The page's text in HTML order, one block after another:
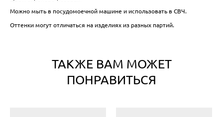
Можно мыть в посудомоечной машине и использовать в СВЧ.
Оттенки могут отличаться на изделиях из разных партий.
ТАКЖЕ ВАМ МОЖЕТ
ПОНРАВИТЬСЯ